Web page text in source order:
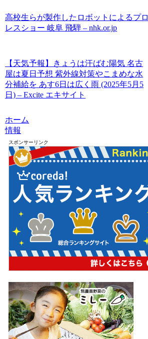
高校生らが製作したロボットによるプロ
レスショー 岐阜 飛騨 – nhk.or.jp
【天気予報】きょうは汗ばむ陽気 名古
屋は夏日予想 紫外線対策やこまめな水
分補給を あす6日は広く雨 (2025年5月5
日) – Excite エキサイト
ホーム
情報
スポンサーリンク